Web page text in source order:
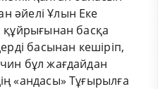
әйелі Ұлын Еке
құйрығынан басқа
басынан кешіріп,
бұл жағдайдан
«андасы» Тұғырылға